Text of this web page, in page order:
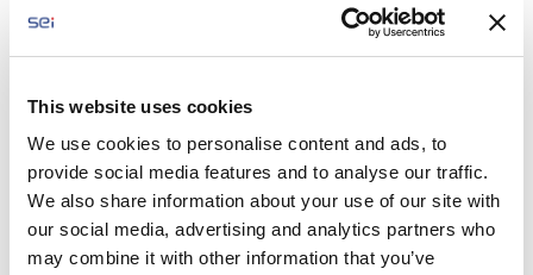
This website uses cookies
We use cookies to personalise content and ads, to
provide social media features and to analyse our traffic.
We also share information about your use of our site with
our social media, advertising and analytics partners who
may combine it with other information that you’ve
wspierającego środowiska szkolnego.